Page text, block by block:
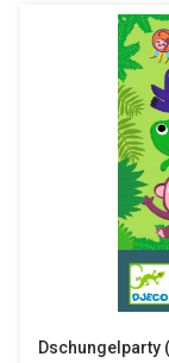
Ernest &
Dschungelparty